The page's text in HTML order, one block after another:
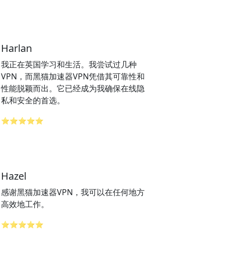
Harlan
我正在英国学习和生活。我尝试过几种
VPN，而黑猫加速器VPN凭借其可靠性和
性能脱颖而出。它已经成为我确保在线隐
私和安全的首选。
⭐⭐⭐⭐⭐
Hazel
感谢黑猫加速器VPN，我可以在任何地方
高效地工作。
⭐⭐⭐⭐⭐